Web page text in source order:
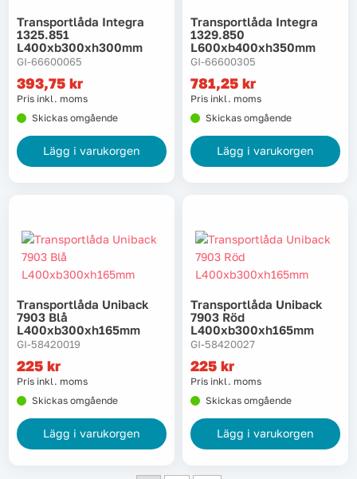
Transportlåda Integra
1325.851
L400xb300xh300mm
GI-66600065
393,75 kr
Pris inkl. moms
Skickas omgående
Lägg i varukorgen
Transportlåda Integra
1329.850
L600xb400xh350mm
GI-66600305
781,25 kr
Pris inkl. moms
Skickas omgående
Lägg i varukorgen
Transportlåda Uniback
7903 Blå
L400xb300xh165mm
GI-58420019
225 kr
Pris inkl. moms
Skickas omgående
Lägg i varukorgen
Transportlåda Uniback
7903 Röd
L400xb300xh165mm
GI-58420027
225 kr
Pris inkl. moms
Skickas omgående
Lägg i varukorgen